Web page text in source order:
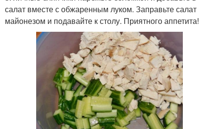
салат вместе с обжаренным луком. Заправьте салат
майонезом и подавайте к столу. Приятного аппетита!